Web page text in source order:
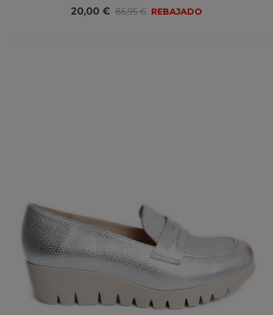
20,00 € 85,95 € REBAJADO